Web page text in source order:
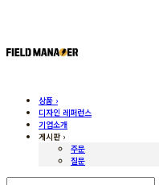
상품 ›
디자인 레퍼런스
기업소개
게시판 ›
주문
질문